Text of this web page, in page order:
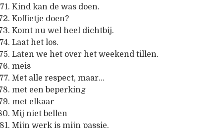
Kind kan de was doen.
Koffietje doen?
Komt nu wel heel dichtbij.
Laat het los.
Laten we het over het weekend tillen.
meis
Met alle respect, maar…
met een beperking
met elkaar
Mij niet bellen
Mijn werk is mijn passie.